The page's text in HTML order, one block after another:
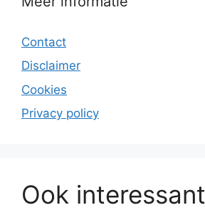
Contact
Disclaimer
Cookies
Privacy policy
Ook interessant